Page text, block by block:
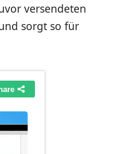
versendeten
sorgt so für